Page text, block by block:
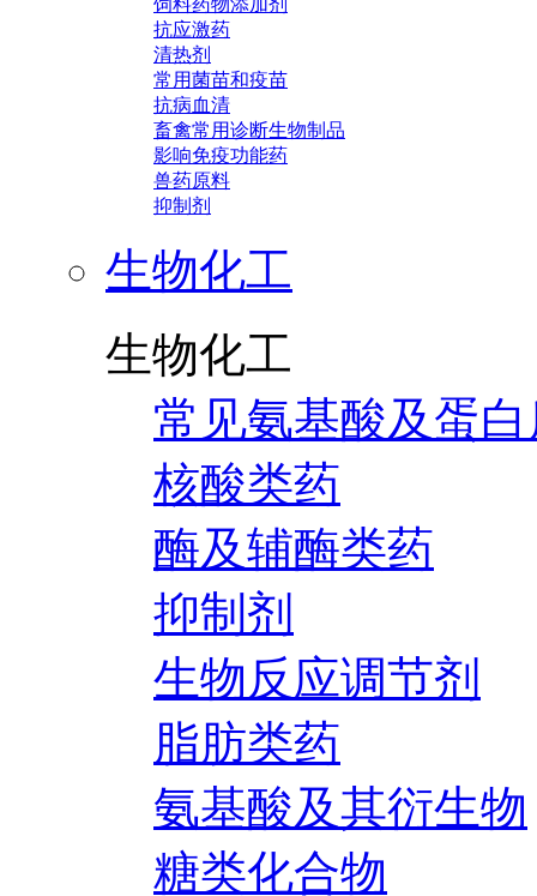
饲料药物添加剂
抗应激药
清热剂
常用菌苗和疫苗
抗病血清
畜禽常用诊断生物制品
影响免疫功能药
兽药原料
抑制剂
生物化工
生物化工
常见氨基酸及蛋
核酸类药
酶及辅酶类药
抑制剂
生物反应调节剂
脂肪类药
氨基酸及其衍生物
糖类化合物